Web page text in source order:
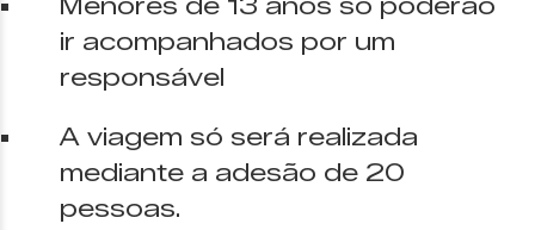
Menores de 13 anos só poderão
ir acompanhados por um
responsável
A viagem só será realizada
mediante a adesão de 20
pessoas.